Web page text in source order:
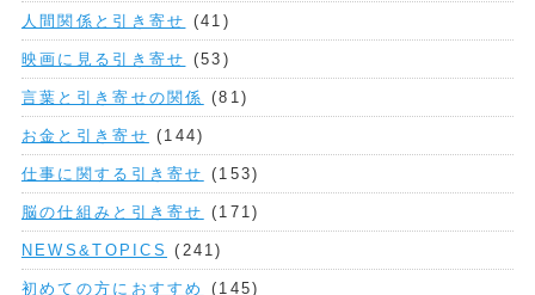
人間関係と引き寄せ (41)
映画に見る引き寄せ (53)
言葉と引き寄せの関係 (81)
お金と引き寄せ (144)
仕事に関する引き寄せ (153)
脳の仕組みと引き寄せ (171)
NEWS&TOPICS (241)
初めての方におすすめ (145)